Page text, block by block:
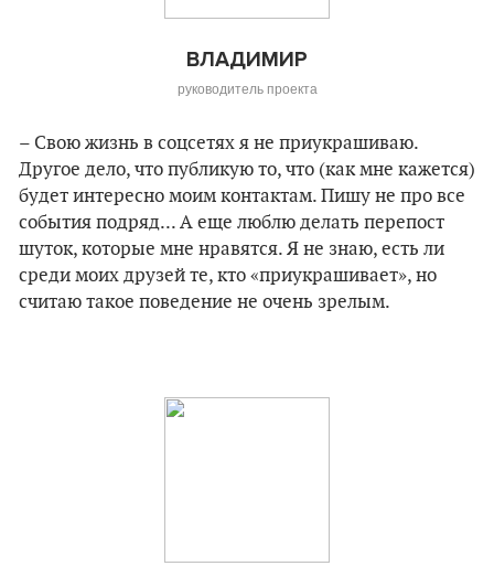
ВЛАДИМИР
руководитель проекта
– Свою жизнь в соцсетях я не приукрашиваю.
Другое дело, что публикую то, что (как мне кажется)
будет интересно моим контактам. Пишу не про все
события подряд... А еще люблю делать перепост
шуток, которые мне нравятся. Я не знаю, есть ли
среди моих друзей те, кто «приукрашивает», но
считаю такое поведение не очень зрелым.